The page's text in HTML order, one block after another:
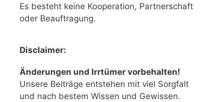
Es besteht keine Kooperation, Partnerschaft
oder Beauftragung.
Disclaimer:
Änderungen und Irrtümer vorbehalten!
Unsere Beiträge entstehen mit viel Sorgfalt
und nach bestem Wissen und Gewissen.